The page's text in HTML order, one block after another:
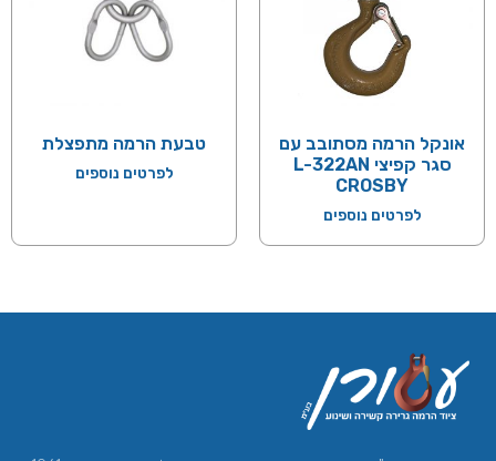
אונקל הרמה מסתובב עם
סגר קפיצי L-322AN
CROSBY
לפרטים נוספים
טבעת הרמה מתפצלת
לפרטים נוספים